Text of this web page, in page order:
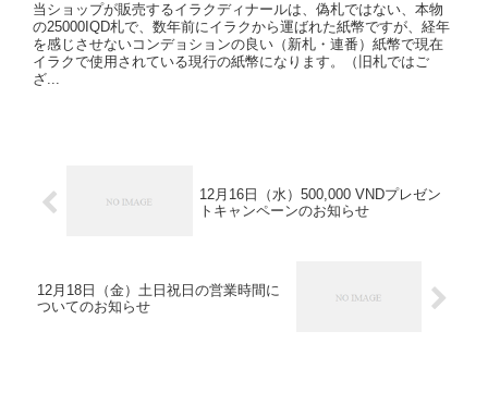
当ショップが販売するイラクディナールは、偽札ではない、本物
の25000IQD札で、数年前にイラクから運ばれた紙幣ですが、経年
を感じさせないコンデョションの良い（新札・連番）紙幣で現在
イラクで使用されている現行の紙幣になります。（旧札ではご
ざ...
12月16日（水）500,000 VNDプレゼン
トキャンペーンのお知らせ
12月18日（金）土日祝日の営業時間に
ついてのお知らせ